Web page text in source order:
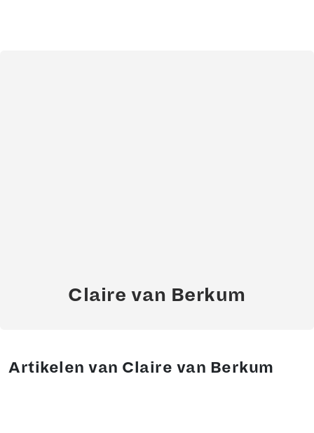
Claire van Berkum
Artikelen van Claire van Berkum